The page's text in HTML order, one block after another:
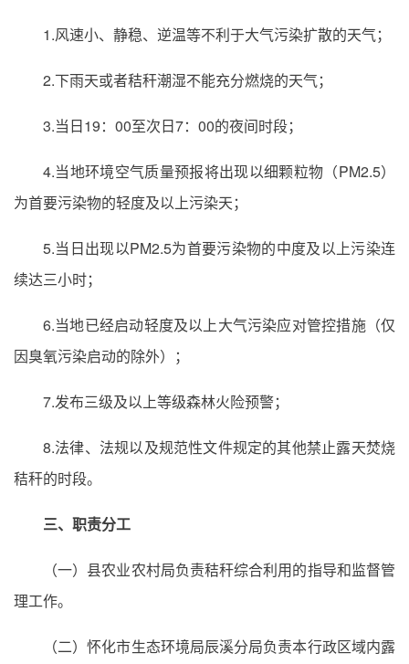
1.风速小、静稳、逆温等不利于大气污染扩散的天气；
2.下雨天或者秸秆潮湿不能充分燃烧的天气；
3.当日19：00至次日7：00的夜间时段；
4.当地环境空气质量预报将出现以细颗粒物（PM2.5）
为首要污染物的轻度及以上污染天；
5.当日出现以PM2.5为首要污染物的中度及以上污染连
续达三小时；
6.当地已经启动轻度及以上大气污染应对管控措施（仅
因臭氧污染启动的除外）；
7.发布三级及以上等级森林火险预警；
8.法律、法规以及规范性文件规定的其他禁止露天焚烧
秸秆的时段。
三、职责分工
（一）县农业农村局负责秸秆综合利用的指导和监督管
理工作。
（二）怀化市生态环境局辰溪分局负责本行政区域内露